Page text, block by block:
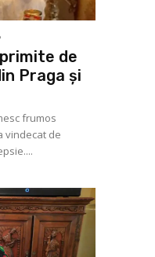
de
Praga și
frumos
vindecat de